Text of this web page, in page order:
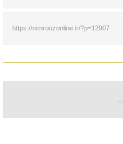
https://nimroozonline.ir/?p=12907